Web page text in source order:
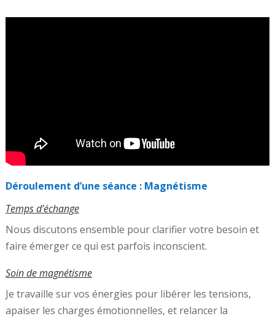
Déroulement d’une séance : Magnétisme
Temps d’échange
Nous discutons ensemble pour clarifier votre besoin et
faire émerger ce qui est parfois inconscient.
Soin de magnétisme
Je travaille sur vos énergies pour libérer les tensions,
apaiser les charges émotionnelles, et relancer la